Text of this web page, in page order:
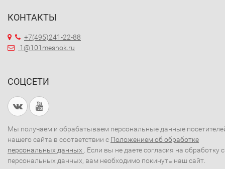
КОНТАКТЫ
+7(495)241-22-88
1@101meshok.ru
СОЦСЕТИ
Мы получаем и обрабатываем персональные данные
нашего сайта в соответствии с Положением об обработке
персональных данных . Если вы не даете согласия на обработку
персональных данных, вам необходимо покинуть наш сайт.